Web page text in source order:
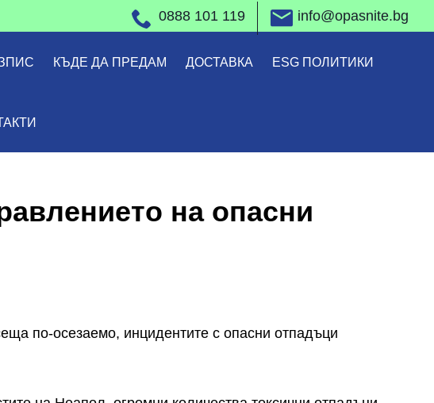
0888 101 119 info@opasnite.bg
КЪДЕ ДА ПРЕДАМ ДОСТАВКА ESG ПОЛИТИКИ
на опасни
по-осезаемо, инцидентите с опасни отпадъци